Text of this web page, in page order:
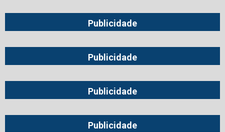
Publicidade
Publicidade
Publicidade
Publicidade